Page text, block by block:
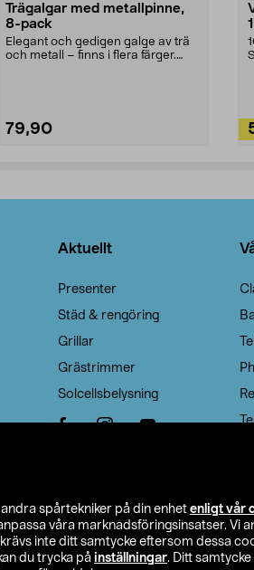
spårtekniker på din enhet enligt vår
våra marknadsföringsinsatser. Vi
inte ditt samtycke eftersom dessa
du trycka på inställningar. Ditt
Trägalgar med metallpinne,
8-pack
Elegant och gedigen galge av trä
och metall – finns i flera färger.
79,90
Aktuellt
Presenter
Städ & rengöring
Grillar
Grästrimmer
Solcellsbelysning